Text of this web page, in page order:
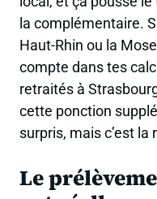
la complémentaire.
Haut-Rhin ou la
compte dans tes
retraités à
cette ponction
surpris, mais c’est la
Le